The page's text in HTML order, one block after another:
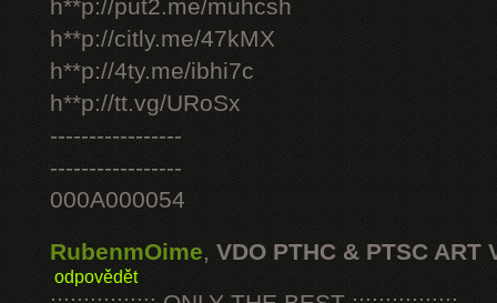
h**p://put2.me/muhcsh
h**p://citly.me/47kMX
h**p://4ty.me/ibhi7c
h**p://tt.vg/URoSx
-----------------
-----------------
000A000054
RubenmOime, VDO PTHC & PTSC ART
odpovědět